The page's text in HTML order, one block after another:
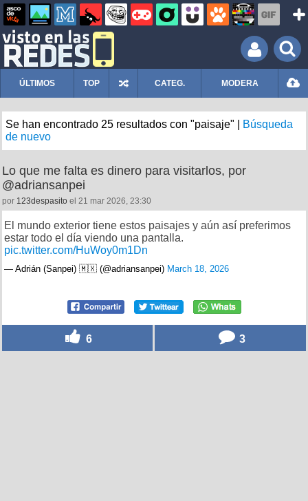
ÚLTIMOS TOP CATEG. MODERA
Se han encontrado 25 resultados con "paisaje" |
Búsqueda
de nuevo
Lo que me falta es dinero para visitarlos, por
@adriansanpei
por 123despasito el 21 mar 2026, 23:30
El mundo exterior tiene estos paisajes y aún así preferimos
estar todo el día viendo una pantalla.
pic.twitter.com/HuWoy0m1Dn
— Adrián (Sanpei) 🇲🇽 (@adriansanpei) March 18, 2026
6 3